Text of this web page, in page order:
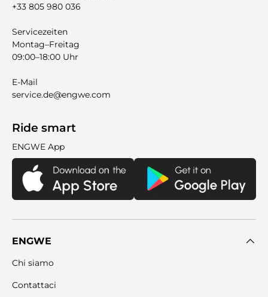
+33 805 980 036
Servicezeiten
Montag–Freitag
09:00–18:00 Uhr
E-Mail
service.de@engwe.com
Ride smart
ENGWE App
ENGWE
Chi siamo
Contattaci